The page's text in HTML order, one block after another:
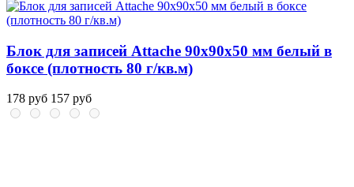
Блок для записей Attache 90x90x50 мм белый в
боксе (плотность 80 г/кв.м)
178 руб 157 руб